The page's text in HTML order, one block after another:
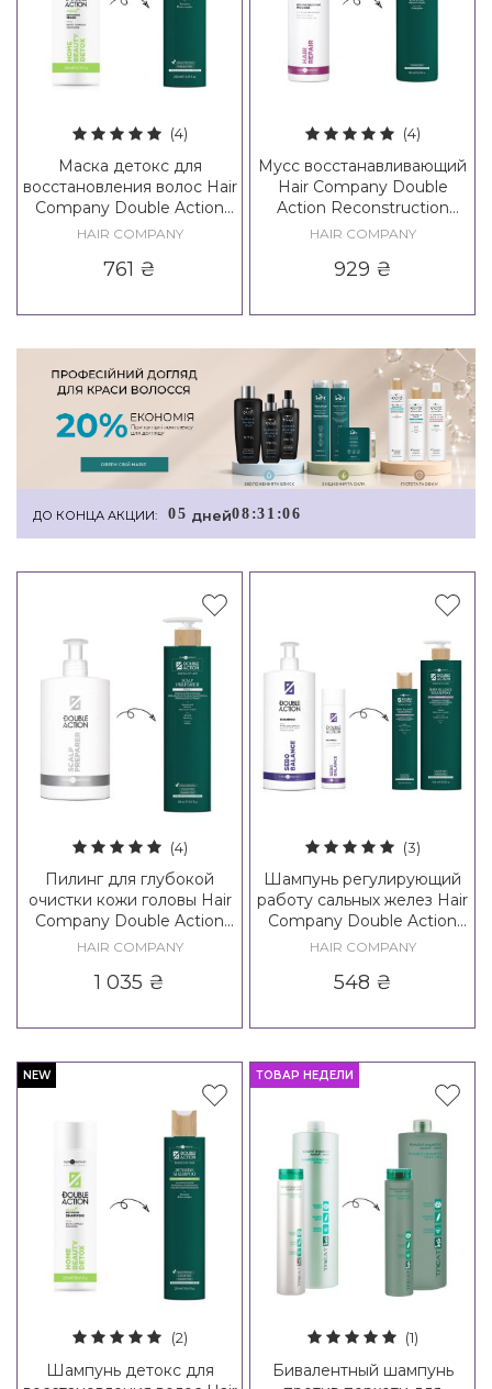
(4)
Маска детокс для
восстановления волос Hair
Company Double Action
Exfoliate Home Beauty
HAIR COMPANY
761 ₴
(4)
Мусс восстанавливающий
Hair Company Double
Action Reconstruction
Mousse
HAIR COMPANY
929 ₴
ДО КОНЦА АКЦИИ: 05 дней08 :3 1 :06
(4)
Пилинг для глубокой
очистки кожи головы Hair
Company Double Action
Ritual Scalp Preparer
HAIR COMPANY
1 035 ₴
(3)
Шампунь регулирующий
работу сальных желез Hair
Company Double Action
Equalize Sebo Balance
HAIR COMPANY
548 ₴
NEW
(2)
Шампунь детокс для
ТОВАР НЕДЕЛИ
(1)
Бивалентный шампунь